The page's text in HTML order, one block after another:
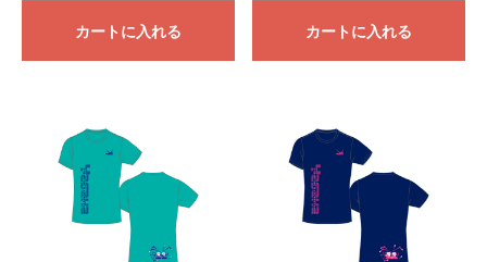
カートに入れる カートに入れる